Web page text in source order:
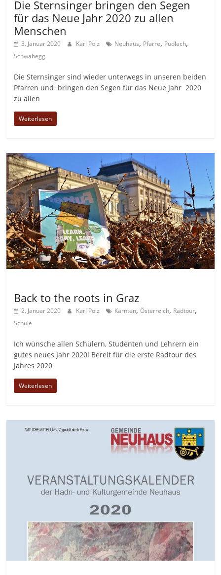
Die Sternsinger bringen den Segen
für das Neue Jahr 2020 zu allen
Menschen
3. Januar 2020 Karl Pölz Neuhaus, Pfarre, Pudlach,
Schwabegg
Die Sternsinger sind wieder unterwegs in unseren beiden
Pfarren und bringen den Segen für das Neue Jahr 2020
zu allen
Weiterlesen
Back to the roots in Graz
2. Januar 2020 Karl Pölz Kärnten,Österreich, Radtour,
Schule
Ich wünsche allen Schülern, Studenten und Lehrern ein
gutes neues Jahr 2020! Bereit für die erste Radtour des
Jahres 2020
Weiterlesen